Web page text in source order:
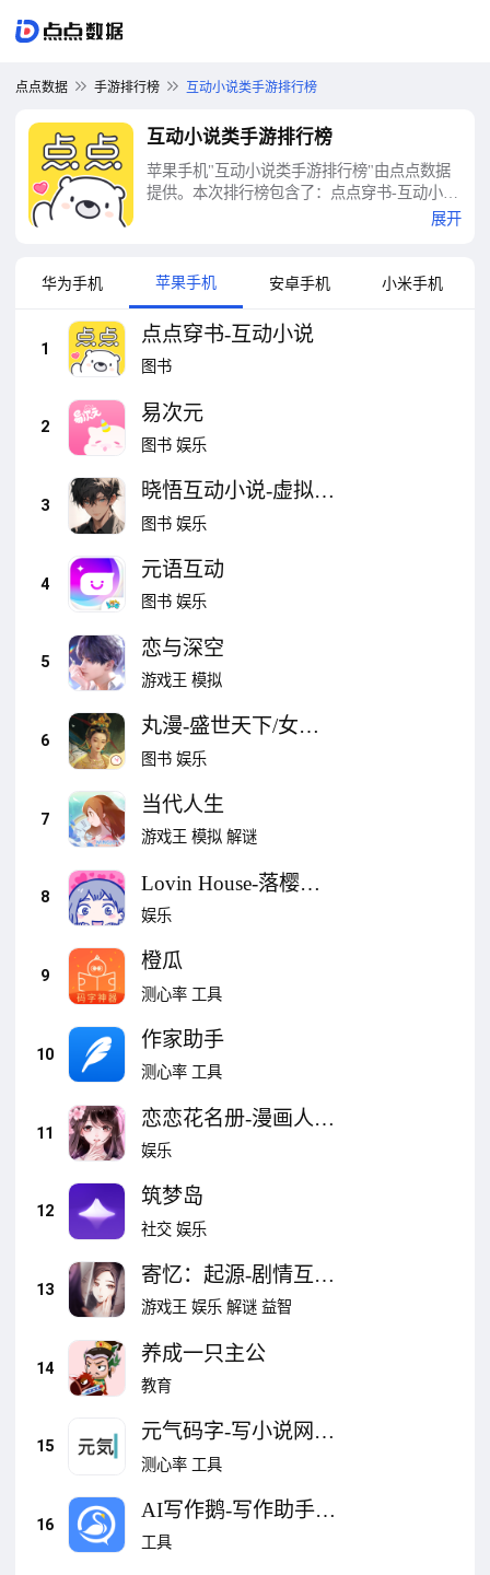
点点数据 手游排行榜 互动小说类手游排行榜
互动小说类手游排行榜
苹果手机"互动小说类手游排行榜"由点点数据
提供。本次排行榜包含了：点点穿书-互动小
说、易次元、晓悟互动小说-虚拟男友乙女恋爱
人生、Lovin House-落樱小屋、橙瓜、作家助
手等十大互动小说类手游排行榜
展开
华为手机 苹果手机 安卓手机 小米手机
1
点点穿书-互动小说
图书
2
易次元
图书 娱乐
3
晓悟互动小说-虚拟男
友乙女恋爱养成约会
图书 娱乐
4
元语互动
图书 娱乐
5
恋与深空
游戏王 模拟
6
丸漫-盛世天下/女寝/
头七/青史何名/顶级
图书 娱乐
7
当代人生
游戏王 模拟 解谜
8
Lovin House-落樱小
屋
娱乐
9
橙瓜
测心率 工具
10
作家助手
测心率 工具
11
恋恋花名册-漫画人超
爱的恋爱漫画小说阅
娱乐
12
筑梦岛
社交 娱乐
13
寄忆：起源-剧情互动
推理解谜游戏
游戏王 娱乐 解谜 益智
14
养成一只主公
教育
15
元气码字-写小说网文
写作神器
测心率 工具
16
AI写作鹅-写作助手&
文章生成器
工具